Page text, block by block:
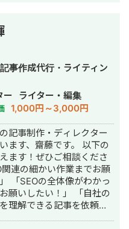
ョン 月額300万
運用全般業務を行う
・不動産賃貸 ┗
CPA¥12,000 ┗新規案
用業務全般を行う。 ┗リ
告、Criteo、Meta広告を
┗新規案件のフロン
を行う。 ┗リスティング
┗新規案件
ト・運用業務全般を行
万 CPA目標：なし ・店
月額300万 広告
アポCPA¥200,000 ┗新
、フロント・運用業務・
ブ制作を行う。 ┗Meta、
が可能。 ・多様な業界・
験があるため、記事制作
事故りやすいポイントを
行管理と執筆、ご提案が
リュームにより前後します
いえ、 「どの程度の品質
ってくれるんだろう」 と
ることかと思います。 そ
店・SEO会社様限定で、
でお試しとして【1本無料
しております。 こちら
で、記事の品質・コミュ
面をご確認いただけます
、下
り「興味あり」とご返信
で構いません。 ご連絡お
事作成代行・ライティン
ー ライター・編集
1,000円～3,000円
記事制作・ディレクター
す、齋藤です。 以下の
ます！ぜひご相談くださ
関連の細かい作業までお願
「SEOの全体像がわかっ
願いしたい！」 「自社の
理解できる記事を依頼し